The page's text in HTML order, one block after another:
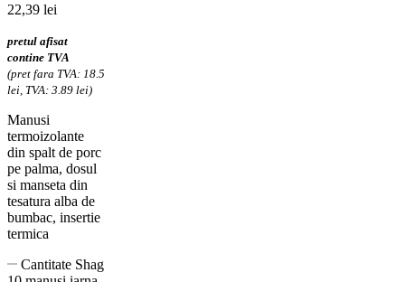
22,39 lei
pretul afisat
contine TVA
(pret fara TVA: 18.5
lei, TVA: 3.89 lei)
Manusi
termoizolante
din spalt de porc
pe palma, dosul
si manseta din
tesatura alba de
bumbac, insertie
termica
Cantitate Shag